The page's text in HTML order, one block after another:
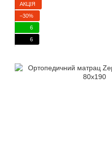
АКЦІЯ
−30%
6
6